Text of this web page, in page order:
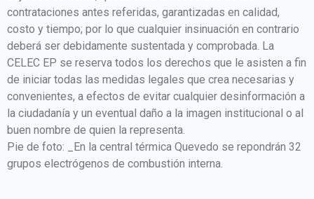
contrataciones antes referidas, garantizadas en calidad,
costo y tiempo; por lo que cualquier insinuación en contrario
deberá ser debidamente sustentada y comprobada. La
CELEC EP se reserva todos los derechos que le asisten a fin
de iniciar todas las medidas legales que crea necesarias y
convenientes, a efectos de evitar cualquier desinformación a
la ciudadanía y un eventual daño a la imagen institucional o al
buen nombre de quien la representa.
Pie de foto: _En la central térmica Quevedo se repondrán 32
grupos electrógenos de combustión interna.